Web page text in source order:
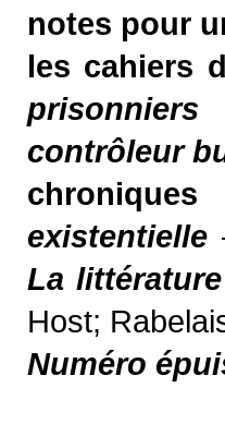
notes pour
les cahiers
contrôleur
existentielle
La
Host;
Numéro